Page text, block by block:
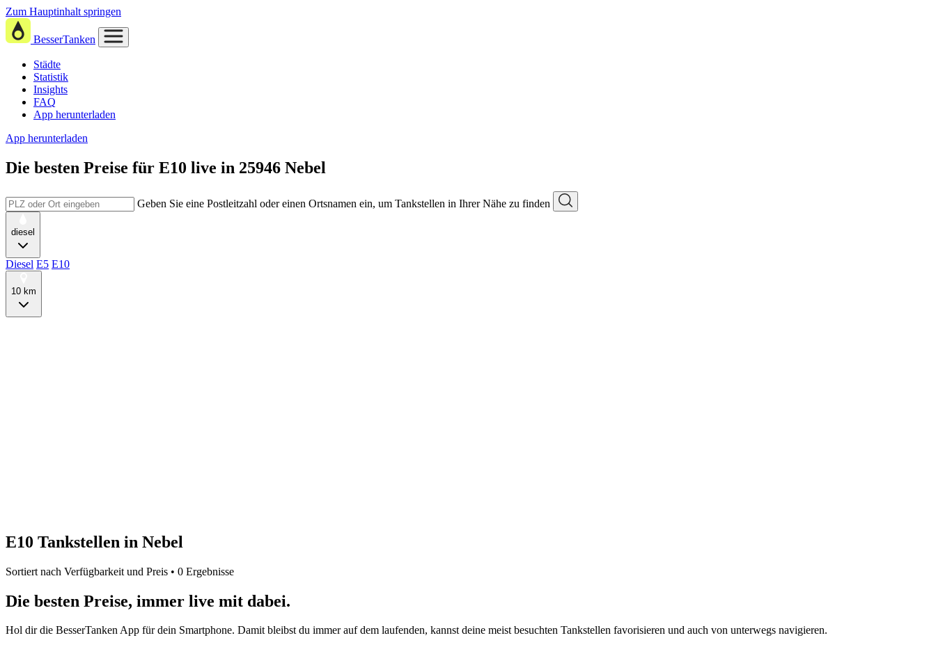
Zum Hauptinhalt springen
BesserTanken
Städte
Statistik
Insights
FAQ
App herunterladen
App herunterladen
Die besten Preise für E10 live in 25946 Nebel
Geben Sie eine Postleitzahl oder einen Ortsnamen ein, um Tankstellen in Ihrer Nähe zu finden
diesel
Diesel E5 E10
10 km
E10 Tankstellen in Nebel
Sortiert nach Verfügbarkeit und Preis • 0 Ergebnisse
Die besten Preise, immer live mit dabei.
Hol dir die BesserTanken App für dein Smartphone. Damit bleibst du immer auf dem laufenden, kannst deine meist besuchten Tankstellen favorisieren und auch von unterwegs navigieren.